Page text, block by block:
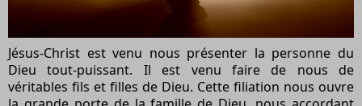
Jésus-Christ est venu nous présenter la personne du
Dieu tout-puissant. Il est venu faire de nous de
véritables fils et filles de Dieu. Cette filiation nous ouvre